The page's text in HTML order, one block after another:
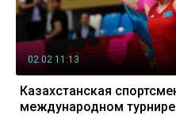
02.02 11:13
Казахстанская
международном